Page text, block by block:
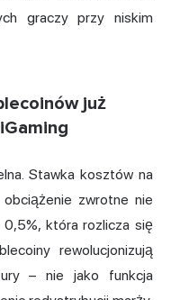
graczy przy niskim
już
Stawka kosztów na
zwrotne nie
która rozlicza się
rewolucjonizują
– nie jako funkcja